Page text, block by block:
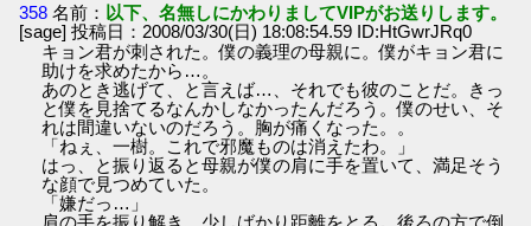
358 名前： 以下、名無しにかわりましてVIPがお送りします。
[sage] 投稿日：2008/03/30(日) 18:08:54.59 ID:HtGwrJRq0
キョン君が刺された。僕の義理の母親に。僕がキョン君に
助けを求めたから…。
あのとき逃げて、と言えば…、それでも彼のことだ。きっ
と僕を見捨てるなんかしなかったんだろう。僕のせい、そ
れは間違いないのだろう。胸が痛くなった。。
「ねぇ、一樹。これで邪魔ものは消えたわ。」
はっ、と振り返ると母親が僕の肩に手を置いて、満足そう
な顔で見つめていた。
「嫌だっ…」
肩の手を振り解き、少しばかり距離をとる。後ろの方で倒